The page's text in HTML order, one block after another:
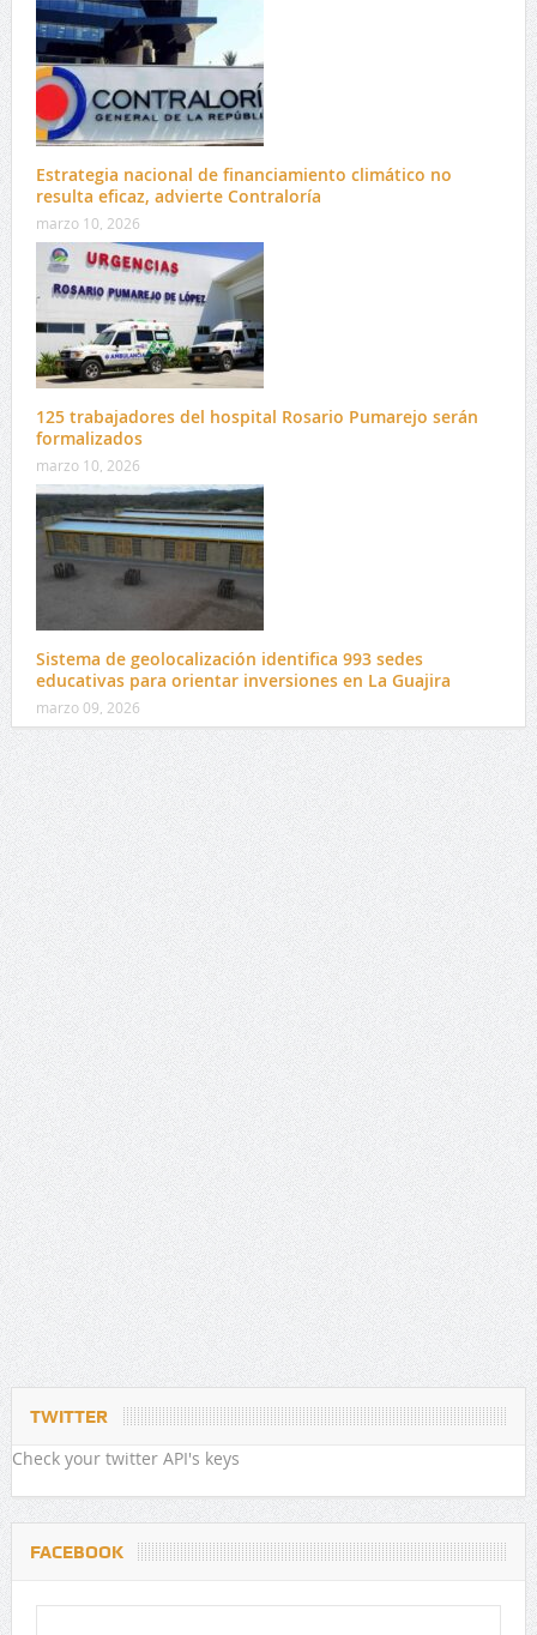
Estrategia nacional de financiamiento climático no
resulta eficaz, advierte Contraloría
marzo 10, 2026
125 trabajadores del hospital Rosario Pumarejo serán
formalizados
marzo 10, 2026
Sistema de geolocalización identifica 993 sedes
educativas para orientar inversiones en La Guajira
marzo 09, 2026
TWITTER
Check your twitter API's keys
FACEBOOK